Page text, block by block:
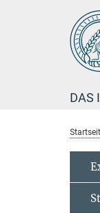
DAS